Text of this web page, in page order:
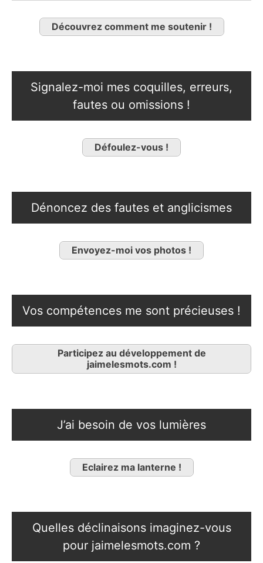
Découvrez comment me soutenir !
Signalez-moi mes coquilles, erreurs,
fautes ou omissions !
Défoulez-vous !
Dénoncez des fautes et anglicismes
Envoyez-moi vos photos !
Vos compétences me sont précieuses !
Participez au développement de
jaimelesmots.com !
J’ai besoin de vos lumières
Eclairez ma lanterne !
Quelles déclinaisons imaginez-vous
pour jaimelesmots.com ?